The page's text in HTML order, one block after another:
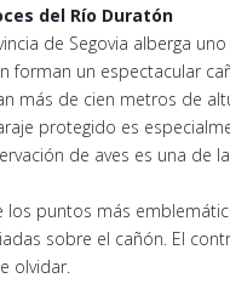
del Río Duratón
de Segovia alberga
forman un espectacular
más de cien metros de
protegido es
de aves es una de
los puntos más
sobre el cañón. El
olvidar.